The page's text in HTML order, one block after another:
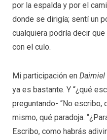
por la espalda y por el
donde se dirigía; sentí un
cualquiera podría decir
con el culo.
Mi participación en Daimiel
ya es bastante. Y “¿qué
preguntando- “No escribo,
mismo, qué paradoja.
Escribo, como habrás